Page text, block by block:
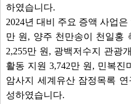
하였습니다.
2024년 대비 주요 증액 사업
만 원, 양주 천만송이 천일홍
2,255만 원, 광백저수지 관광
활동 지원 3,742만 원, 민복진
암사지 세계유산 잠정목록
성하였습니다.